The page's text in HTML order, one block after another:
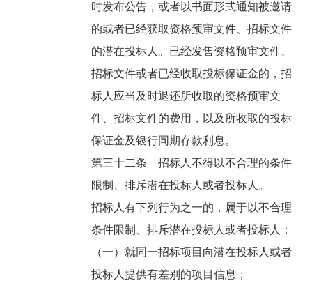
时发布公告，或者以书面形式通知被邀请
的或者已经获取资格预审文件、招标文件
的潜在投标人。已经发售资格预审文件、
招标文件或者已经收取投标保证金的，招
标人应当及时退还所收取的资格预审文
件、招标文件的费用，以及所收取的投标
保证金及银行同期存款利息。
第三十二条 招标人不得以不合理的条件
限制、排斥潜在投标人或者投标人。
招标人有下列行为之一的，属于以不合理
条件限制、排斥潜在投标人或者投标人：
（一）就同一招标项目向潜在投标人或者
投标人提供有差别的项目信息；